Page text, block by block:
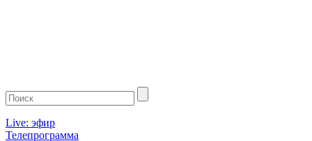
Live: эфир
Телепрограмма